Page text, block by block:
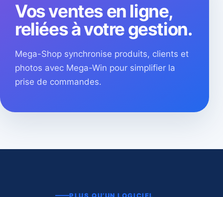
Vos ventes en ligne,
reliées à votre gestion.
Mega-Shop synchronise produits, clients et
photos avec Mega-Win pour simplifier la
prise de commandes.
PLUS QU’UN LOGICIEL